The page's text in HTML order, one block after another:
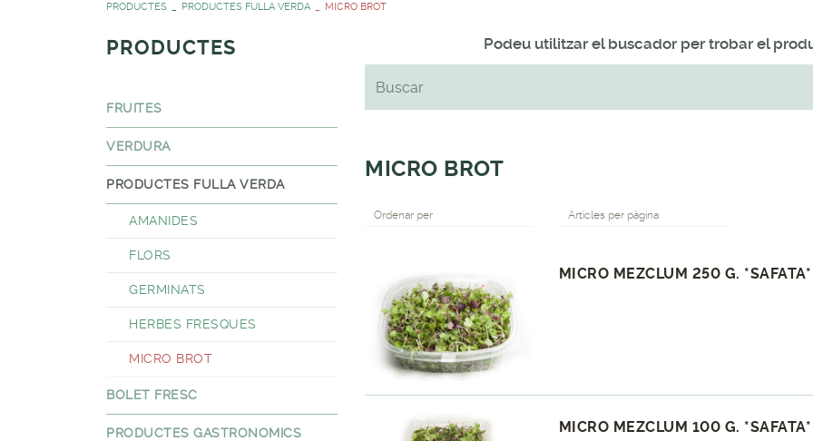
PRODUCTES PRODUCTES FULLA VERDA MICRO BROT
PRODUCTES
FRUITES
VERDURA
PRODUCTES FULLA VERDA
AMANIDES
FLORS
GERMINATS
HERBES FRESQUES
MICRO BROT
BOLET FRESC
PRODUCTES GASTRONOMICS
Podeu utilitzar el buscador per trobar el
MICRO BROT
Ordenar per Articles per pàgina
MICRO MEZCLUM 250 G. *SAFATA*
MICRO MEZCLUM 100 G. *SAFATA*